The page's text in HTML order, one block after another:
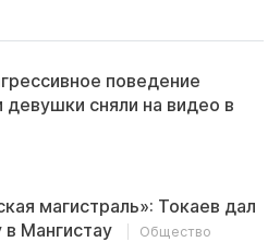
поведение
сняли на видео в
магистраль»: Токаев дал
в Мангистау
Общество